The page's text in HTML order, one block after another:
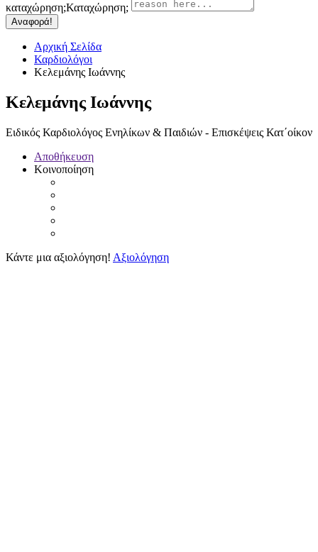
καταχώρηση;Καταχώρηση;
Αναφορά!
Αρχική Σελίδα
Καρδιολόγοι
Κελεμάνης Ιωάννης
Κελεμάνης Ιωάννης
Ειδικός Καρδιολόγος Ενηλίκων & Παιδιών - Επισκέψεις Κατ΄οίκον
Αποθήκευση
Κοινοποίηση
Κάντε μια αξιολόγηση! Αξιολόγηση